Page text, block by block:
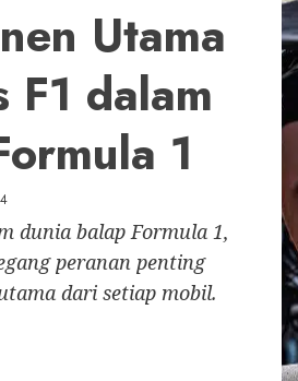
Utama
F1 dalam
1
dunia balap Formula 1,
peranan penting
dari setiap mobil.